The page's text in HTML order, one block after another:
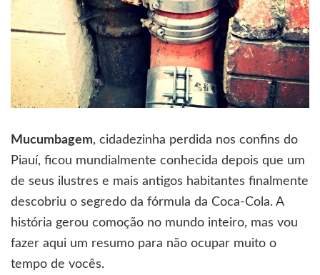
Mucumbagem, cidadezinha perdida nos confins do
Piauí, ficou mundialmente conhecida depois que um
de seus ilustres e mais antigos habitantes finalmente
descobriu o segredo da fórmula da Coca-Cola. A
história gerou comoção no mundo inteiro, mas vou
fazer aqui um resumo para não ocupar muito o
tempo de vocês.